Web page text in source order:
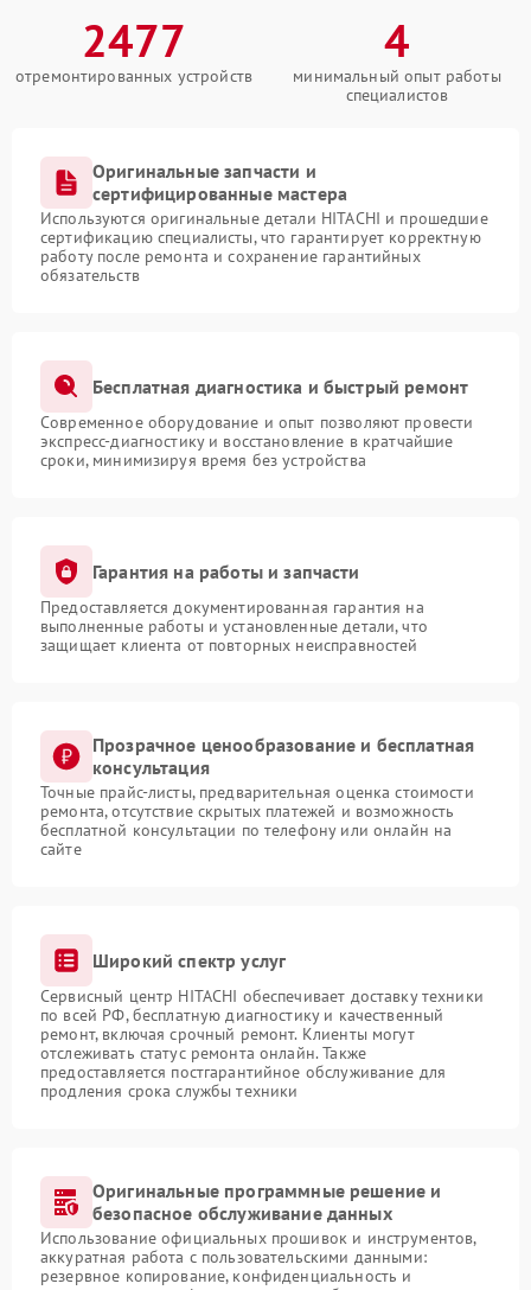
2477
отремонтированных устройств
4
минимальный опыт работы
специалистов
Оригинальные запчасти и
сертифицированные мастера
Используются оригинальные детали HITACHI и прошедшие
сертификацию специалисты, что гарантирует корректную
работу после ремонта и сохранение гарантийных
обязательств
Бесплатная диагностика и быстрый ремонт
Современное оборудование и опыт позволяют провести
экспресс-диагностику и восстановление в кратчайшие
сроки, минимизируя время без устройства
Гарантия на работы и запчасти
Предоставляется документированная гарантия на
выполненные работы и установленные детали, что
защищает клиента от повторных неисправностей
Прозрачное ценообразование и бесплатная
консультация
Точные прайс-листы, предварительная оценка стоимости
ремонта, отсутствие скрытых платежей и возможность
бесплатной консультации по телефону или онлайн на
сайте
Широкий спектр услуг
Сервисный центр HITACHI обеспечивает доставку техники
по всей РФ, бесплатную диагностику и качественный
ремонт, включая срочный ремонт. Клиенты могут
отслеживать статус ремонта онлайн. Также
предоставляется постгарантийное обслуживание для
продления срока службы техники
Оригинальные программные решение и
безопасное обслуживание данных
Использование официальных прошивок и инструментов,
аккуратная работа с пользовательскими данными:
резервное копирование, конфиденциальность и